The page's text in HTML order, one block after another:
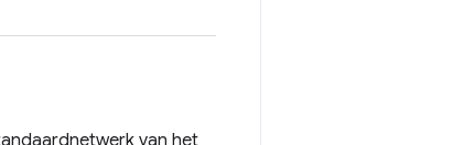
van het